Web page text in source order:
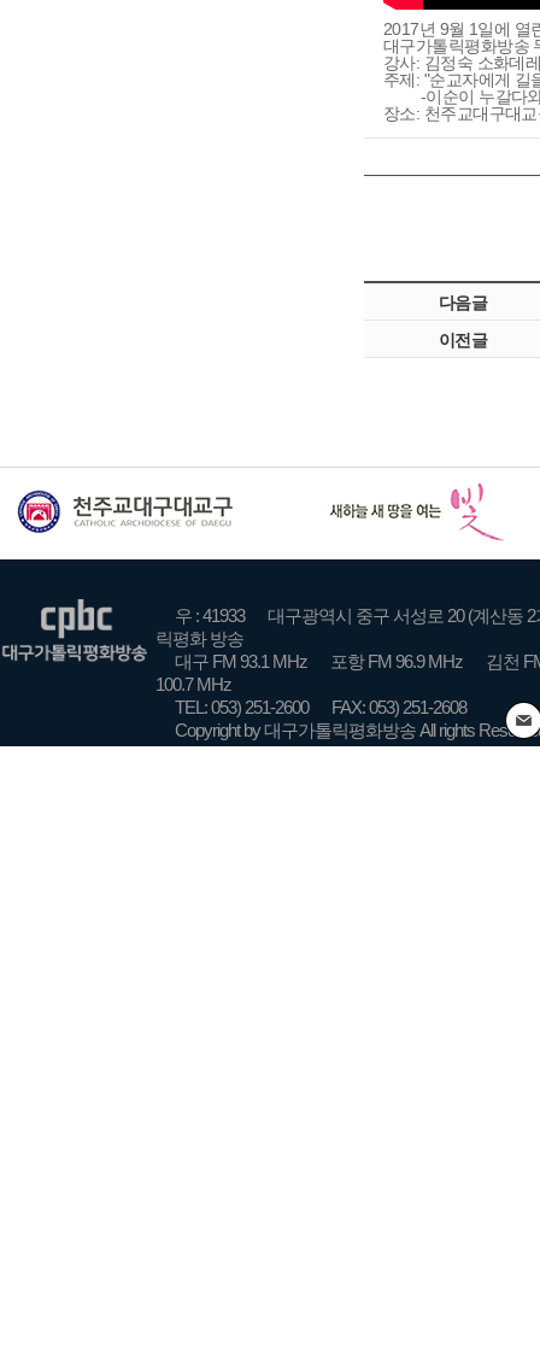
2017년 9월 1일에 열
대구가톨릭평화방송
강사: 김정숙 소화데
주제: "순교자에게 길
-이순이 누갈다와
장소: 천주교대구대
다음글
이전글
우 : 41933
대구광역시 중구 서성로 20 (계산동 2
릭평화 방송
대구 FM 93.1 MHz
포항 FM 96.9 MHz
김천
100.7 MHz
TEL: 053) 251-2600
FAX: 053) 251-2608
Copyright by 대구가톨릭평화방송 All rights